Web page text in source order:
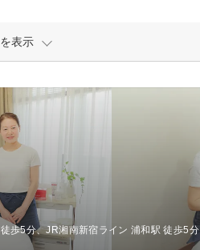
表示
歩5分、JR湘南新宿ライン 浦和駅 徒歩5分